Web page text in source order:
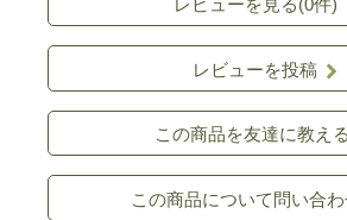
レビューを見る(0件)
レビューを投稿
この商品を友達に教える
この商品について問い合わ